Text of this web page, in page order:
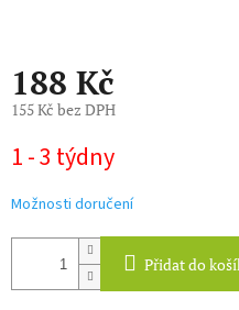
188 Kč
155 Kč bez DPH
cena:
1 - 3 týdny
Možnosti doručení
Přidat do